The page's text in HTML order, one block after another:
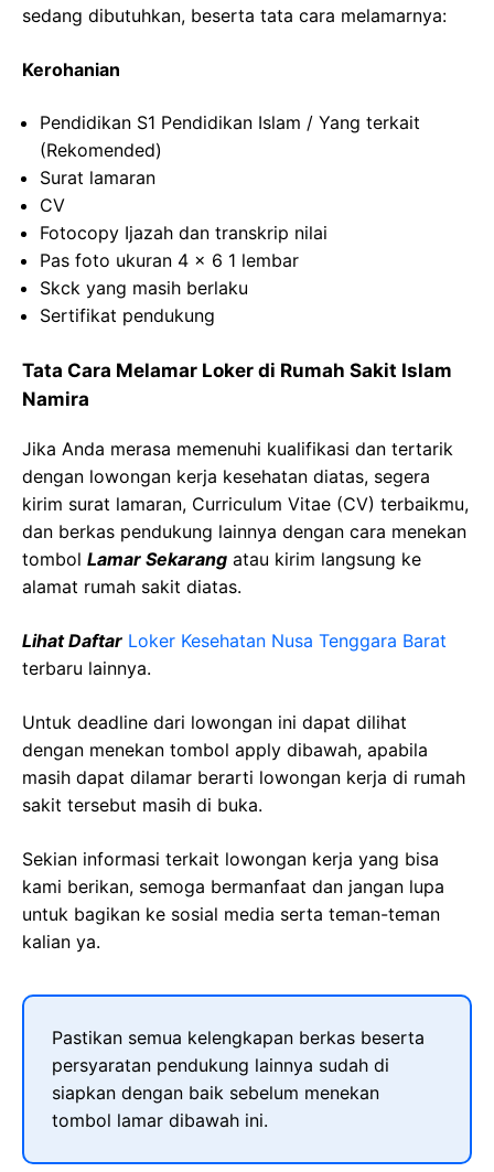
sedang dibutuhkan, beserta tata cara melamarnya:
Kerohanian
Pendidikan S1 Pendidikan Islam / Yang terkait
(Rekomended)
Surat lamaran
CV
Fotocopy Ijazah dan transkrip nilai
Pas foto ukuran 4 x 6 1 lembar
Skck yang masih berlaku
Sertifikat pendukung
Tata Cara Melamar Loker di Rumah Sakit Islam
Namira
Jika Anda merasa memenuhi kualifikasi dan tertarik
dengan lowongan kerja kesehatan diatas, segera
kirim surat lamaran, Curriculum Vitae (CV) terbaikmu,
dan berkas pendukung lainnya dengan cara menekan
tombol Lamar Sekarang atau kirim langsung ke
alamat rumah sakit diatas.
Lihat Daftar Loker Kesehatan Nusa Tenggara Barat
terbaru lainnya.
Untuk deadline dari lowongan ini dapat dilihat
dengan menekan tombol apply dibawah, apabila
masih dapat dilamar berarti lowongan kerja di rumah
sakit tersebut masih di buka.
Sekian informasi terkait lowongan kerja yang bisa
kami berikan, semoga bermanfaat dan jangan lupa
untuk bagikan ke sosial media serta teman-teman
kalian ya.
Pastikan semua kelengkapan berkas beserta
persyaratan pendukung lainnya sudah di
siapkan dengan baik sebelum menekan
tombol lamar dibawah ini.